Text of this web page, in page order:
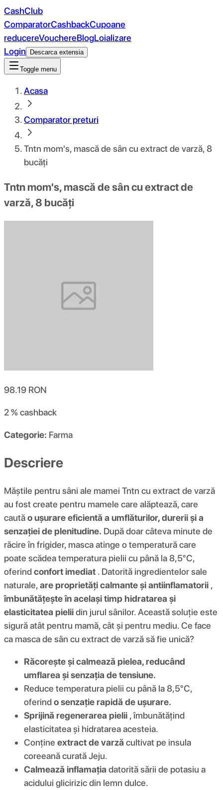
CashClub
ComparatorCashbackCupoane
reducereVouchereBlogLoializare
Login
Descarca extensia
Toggle menu
Acasa
Comparator preturi
Tntn mom's, mască de sân cu extract de varză, 8
bucăți
Tntn mom's, mască de sân cu extract de
varză, 8 bucăți
98.19 RON
2 %cashback
Categorie: Farma
Descriere
Măștile pentru sâni ale mamei Tntn cu extract de varză
au fost create pentru mamele care alăptează, care
cautăo ușurare eficientă a umflăturilor, durerii și a
senzației de plenitudine. După doar câteva minute de
răcire în frigider, masca atinge o temperatură care
poate scădea temperatura pielii cu până la 8,5°C,
oferindconfort imediat . Datorită ingredientelor sale
naturale,are proprietăți calmante și antiinflamatorii ,
îmbunătățește în același timp hidratarea și
elasticitatea pieliidin jurul sânilor. Această soluție este
sigură atât pentru mamă, cât și pentru mediu. Ce face
ca masca de sân cu extract de varză să fie unică?
Răcorește și calmează pielea, reducând
umflarea și senzația de tensiune.
Reduce temperatura pielii cu până la 8,5°C,
oferindo senzație rapidă de ușurare.
Sprijină regenerarea pielii , îmbunătățind
elasticitatea și hidratarea acesteia.
Conține extract de varză cultivat pe insula
coreeană curată Jeju.
Calmează inflamația datorită sării de potasiu a
acidului glicirizic din lemn dulce.